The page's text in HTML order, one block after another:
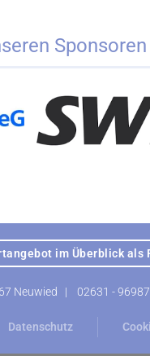
im Überblick als
Neuwied | 02631 -
Datenschutz